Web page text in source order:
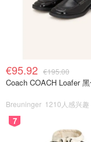
€95.92 €195.00
Coach COACH Loafer
Breuninger 1210人感兴趣
7